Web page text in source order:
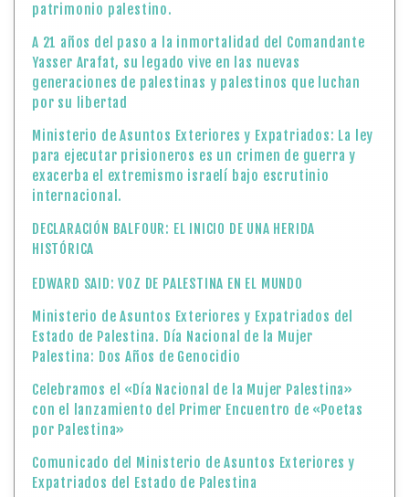
patrimonio palestino.
A 21 años del paso a la inmortalidad del Comandante
Yasser Arafat, su legado vive en las nuevas
generaciones de palestinas y palestinos que luchan
por su libertad
Ministerio de Asuntos Exteriores y Expatriados: La ley
para ejecutar prisioneros es un crimen de guerra y
exacerba el extremismo israelí bajo escrutinio
internacional.
DECLARACIÓN BALFOUR: EL INICIO DE UNA HERIDA
HISTÓRICA
EDWARD SAID: VOZ DE PALESTINA EN EL MUNDO
Ministerio de Asuntos Exteriores y Expatriados del
Estado de Palestina. Día Nacional de la Mujer
Palestina: Dos Años de Genocidio
Celebramos el «Día Nacional de la Mujer Palestina»
con el lanzamiento del Primer Encuentro de «Poetas
por Palestina»
Comunicado del Ministerio de Asuntos Exteriores y
Expatriados del Estado de Palestina